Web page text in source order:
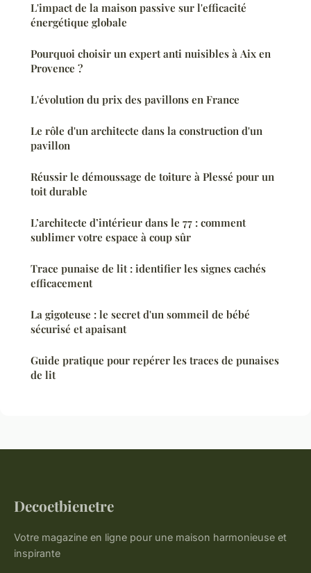
L'impact de la maison passive sur l'efficacité
énergétique globale
Pourquoi choisir un expert anti nuisibles à Aix en
Provence ?
L'évolution du prix des pavillons en France
Le rôle d'un architecte dans la construction d'un
pavillon
Réussir le démoussage de toiture à Plessé pour un
toit durable
L’architecte d’intérieur dans le 77 : comment
sublimer votre espace à coup sûr
Trace punaise de lit : identifier les signes cachés
efficacement
La gigoteuse : le secret d'un sommeil de bébé
sécurisé et apaisant
Guide pratique pour repérer les traces de punaises
de lit
Decoetbienetre
Votre magazine en ligne pour une maison harmonieuse et
inspirante